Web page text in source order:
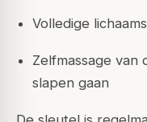
Volledige
Zelfmassage
slapen gaan